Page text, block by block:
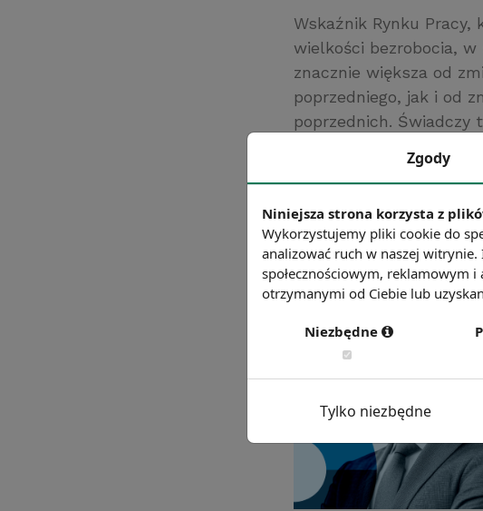
Wskaźnik Rynku
wielkości bezrobocia, w
znacznie większa od
poprzedniego, jak i od
poprzednich.
spadku stopy bezrobocia.
Chcesz wiedzieć więcej?
Zgody
Niniejsza strona korzysta z
Wykorzystujemy pliki cookie do
analizować ruch w naszej
społecznościowym, reklamowym
otrzymanymi od Ciebie lub
Niezbędne
Tylko niezbędne